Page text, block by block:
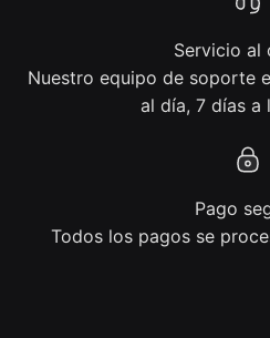
Servicio al
Nuestro equipo de soporte
al día, 7 días a
Pago
Todos los pagos se